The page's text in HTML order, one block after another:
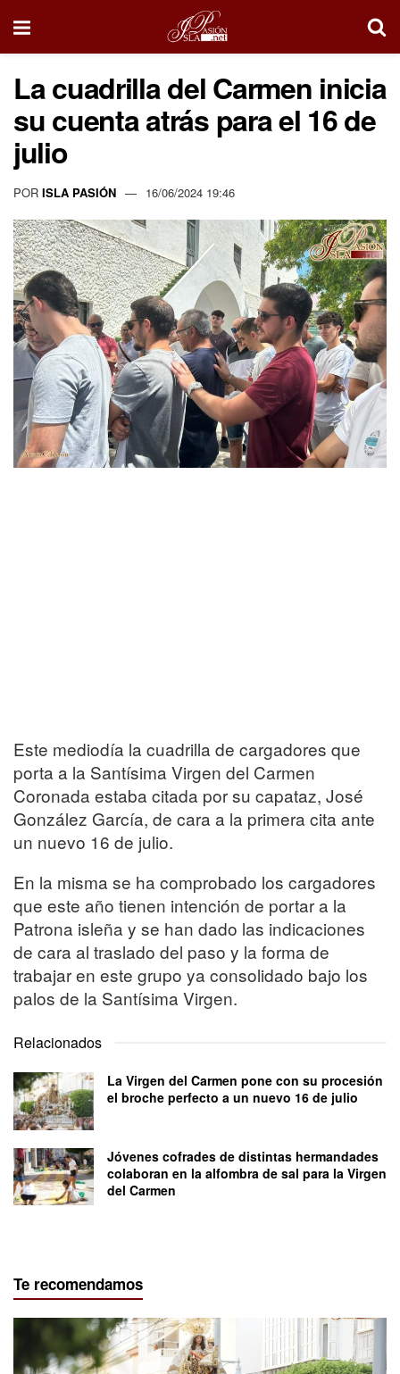
La cuadrilla del Carmen inicia
su cuenta atrás para el 16 de
julio
POR ISLA PASIÓN 16/06/2024 19:46
Este mediodía la cuadrilla de cargadores que
porta a la Santísima Virgen del Carmen
Coronada estaba citada por su capataz, José
González García, de cara a la primera cita ante
un nuevo 16 de julio.
En la misma se ha comprobado los cargadores
que este año tienen intención de portar a la
Patrona isleña y se han dado las indicaciones
de cara al traslado del paso y la forma de
trabajar en este grupo ya consolidado bajo los
palos de la Santísima Virgen.
Relacionados
La Virgen del Carmen pone con su procesión
el broche perfecto a un nuevo 16 de julio
Jóvenes cofrades de distintas hermandades
colaboran en la alfombra de sal para la Virgen
del Carmen
Te recomendamos